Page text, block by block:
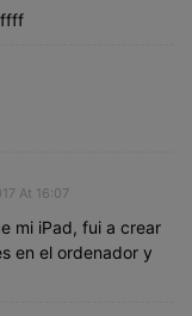
At 16:07
mi iPad, fui a crear
en el ordenador y